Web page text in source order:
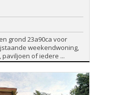
grond 23a90ca voor
weekendwoning,
paviljoen of iedere ...